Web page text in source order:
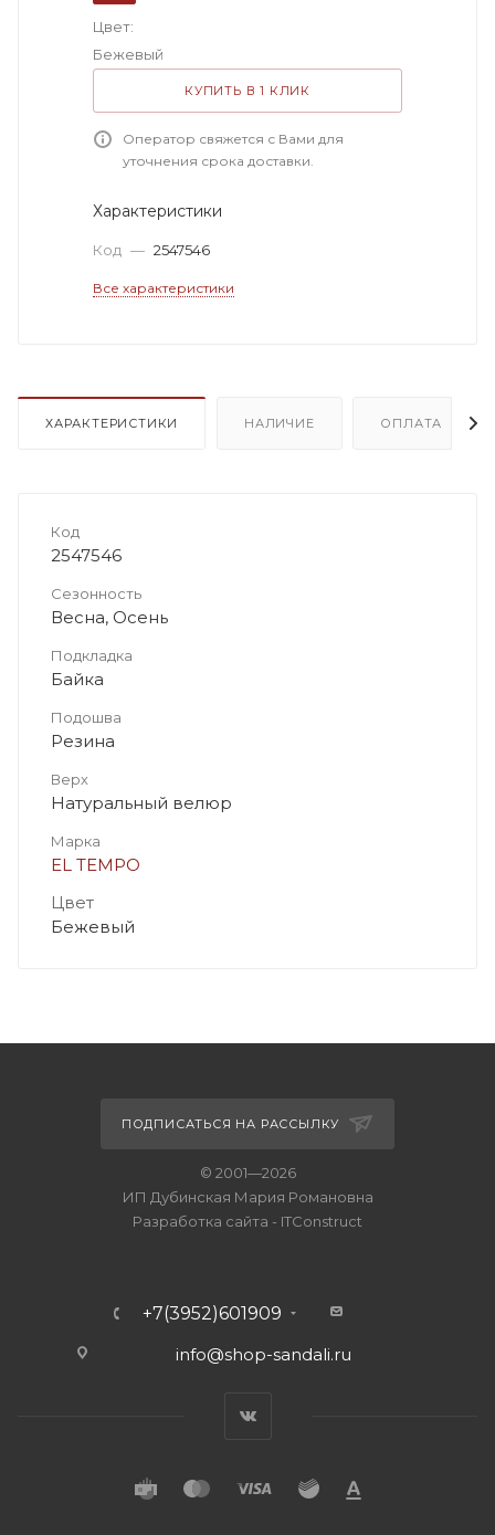
Цвет:
Бежевый
КУПИТЬ В 1 КЛИК
Оператор свяжется с Вами для
уточнения срока доставки.
Характеристики
Код — 2547546
Все характеристики
ХАРАКТЕРИСТИКИ НАЛИЧИЕ ОПЛАТА
Код
2547546
Сезонность
Весна, Осень
Подкладка
Байка
Подошва
Резина
Верх
Натуральный велюр
Марка
EL TEMPO
Цвет
Бежевый
ПОДПИСАТЬСЯ НА РАССЫЛКУ
© 2001—2026
ИП Дубинская Мария Романовна
Разработка сайта - ITConstruct
+7(3952)601909
info@shop-sandali.ru